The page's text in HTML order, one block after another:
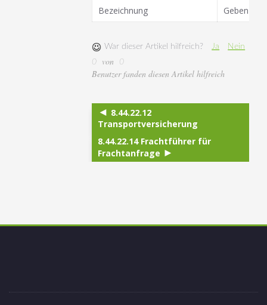
Bezeichnung
Geben Sie
War dieser Artikel hilfreich? Ja
Nein
0
von 0
Benutzer fanden diesen Artikel hilfreich
8.44.22.12
Transportversicherung
8.44.22.14 Frachtführer für
Frachtanfrage